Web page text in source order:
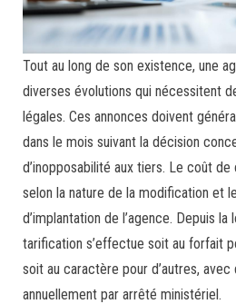
Tout au long de son existence, une
diverses évolutions qui nécessitent
légales. Ces annonces doivent
dans le mois suivant la décision
d’inopposabilité aux tiers. Le coût
selon la nature de la modification et
d’implantation de l’agence. Depuis la
tarification s’effectue soit au forfait
soit au caractère pour d’autres,
annuellement par arrêté ministériel.